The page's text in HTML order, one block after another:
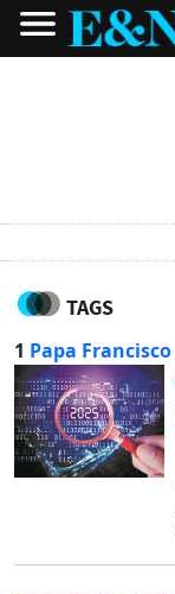
TAGS
1 Papa Francisco